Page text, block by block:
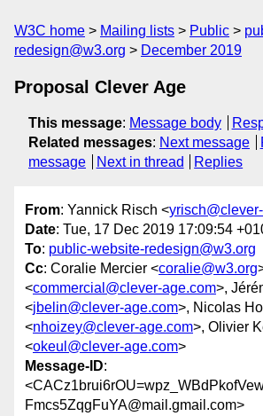
W3C home Mailing lists Public
redesign@w3.org
December 2019
Proposal Clever Age
This message: Message body
Related messages: Next message
message
Next in thread Replies
From: Yannick Risch <
Date: Tue, 17 Dec 2019 17:09:54
To: public-website-redesign@w3.org
Cc: Coralie Mercier <coralie@w3.org
<commercial@clever-age.com>,
<jbelin@clever-age.com>, Nicolas
<nhoizey@clever-age.com>, Olivier
<okeul@clever-age.com>
Message-ID:
Fmcs5ZqgFuYA@mail.gmail.com>